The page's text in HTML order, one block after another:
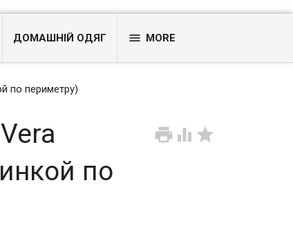
ДОМАШНІЙ ОДЯГ  MORE
по периметру)
  
по